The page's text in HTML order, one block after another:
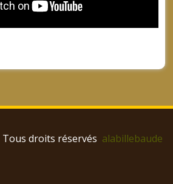
droits réservés alabillebaude